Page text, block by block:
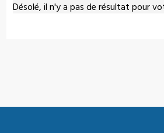
Désolé, il n'y a pas de résultat pour